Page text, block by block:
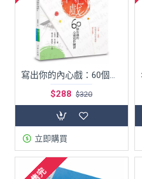
寫出你的內心戲：60個有趣的心靈寫作練習
$288 $320
立即購買